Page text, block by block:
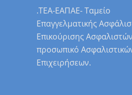
.ΤΕΑ-ΕΑΠΑΕ- Ταμείο
Επαγγελματικής
Επικούρισης
προσωπικό
Επιχειρήσεων.